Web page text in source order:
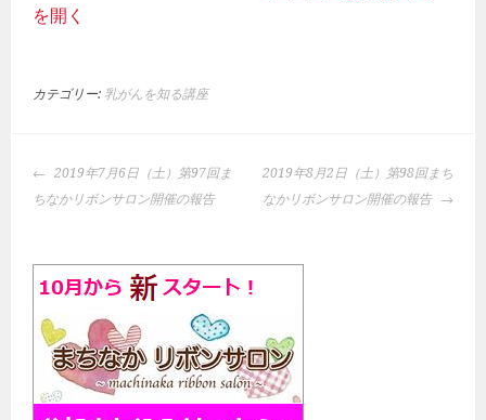
を開く
カテゴリー: 乳がんを知る講座
投
稿
ゲ
ー
シ
ョ
ン
2019年7月6日（土）第97回ま
ちなかリボンサロン開催の報告
2019年8月2日（土）第98回まち
なかリボンサロン開催の報告